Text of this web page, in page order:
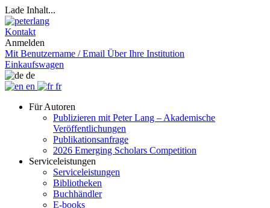
Lade Inhalt...
Kontakt
Anmelden
Mit Benutzername / Email Über Ihre Institution
Einkaufswagen
de
en
fr
Für Autoren
Publizieren mit Peter Lang – Akademische
Veröffentlichungen
Publikationsanfrage
2026 Emerging Scholars Competition
Serviceleistungen
Serviceleistungen
Bibliotheken
Buchhändler
E-books